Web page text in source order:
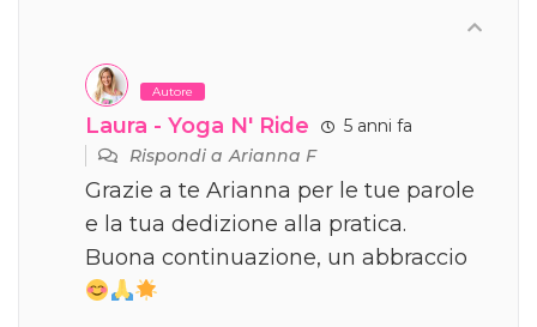
Autore
Laura - Yoga N' Ride
5 anni fa
Rispondi aArianna F
Grazie a te Arianna per le tue parole
e la tua dedizione alla pratica.
Buona continuazione, un abbraccio